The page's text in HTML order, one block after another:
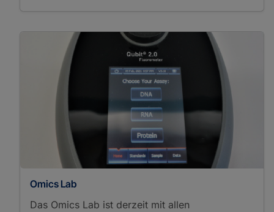
Omics Lab
Das Omics Lab ist derzeit mit allen